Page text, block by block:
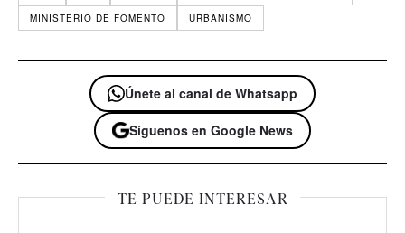
MINISTERIO DE FOMENTO
URBANISMO
Únete al canal de Whatsapp
Síguenos en Google News
TE PUEDE INTERESAR